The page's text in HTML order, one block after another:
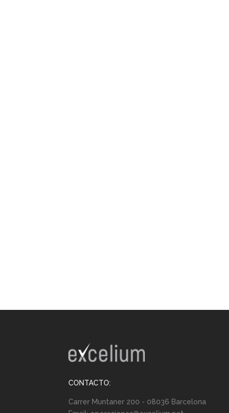
CONTACTO:
Carrer Muntaner 200 - 08036 Barcelona